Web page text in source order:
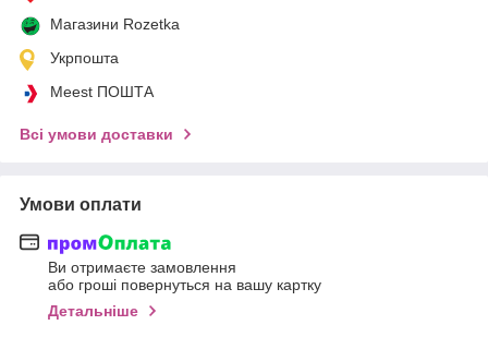
Магазини Rozetka
Укрпошта
Meest ПОШТА
Всі умови доставки
Умови оплати
Ви отримаєте замовлення
або гроші повернуться на вашу картку
Детальніше